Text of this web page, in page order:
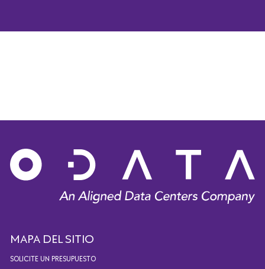
MAPA DEL SITIO
SOLICITE UN PRESUPUESTO